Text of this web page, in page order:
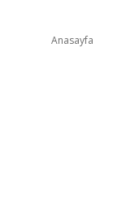
Anasayfa